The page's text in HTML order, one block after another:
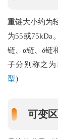
重链大小约为
为55或75kDa
链、α链、δ链
子分别称之
型）
可变